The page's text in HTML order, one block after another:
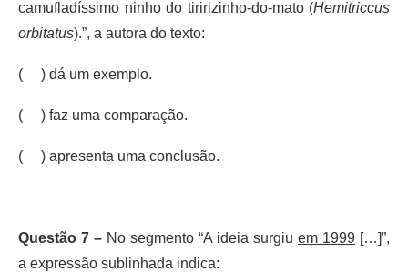
camufladíssimo ninho do tiririzinho-do-mato (Hemitriccus
orbitatus).”, a autora do texto:
( ) dá um exemplo.
( ) faz uma comparação.
( ) apresenta uma conclusão.
Questão 7 – No segmento “A ideia surgiu em 1999 […]”,
a expressão sublinhada indica: